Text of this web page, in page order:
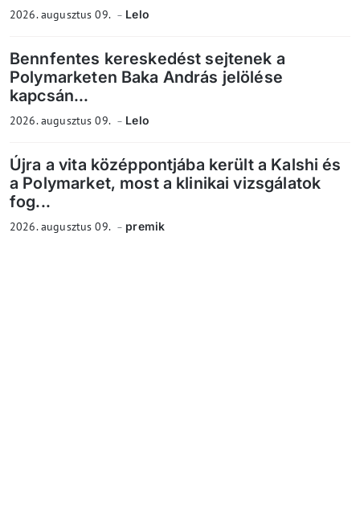
2026. augusztus 09. Lelo
Bennfentes kereskedést sejtenek a
Polymarketen Baka András jelölése
kapcsán...
2026. augusztus 09. Lelo
Újra a vita középpontjába került a Kalshi és
a Polymarket, most a klinikai vizsgálatok
fog...
2026. augusztus 09. premik